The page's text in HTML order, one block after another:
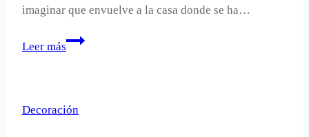
imaginar que envuelve a la casa donde se ha…
Leer más
Y
más
Decoración